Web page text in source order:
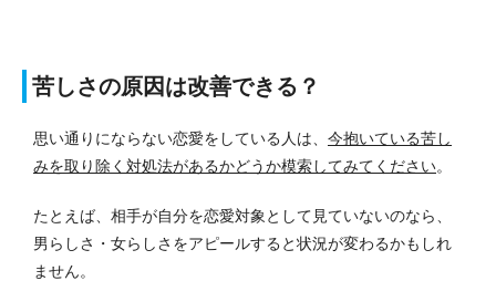
苦しさの原因は改善できる？
思い通りにならない恋愛をしている人は、 今抱いている苦し
みを取り除く対処法があるかどうか模索してみてください。
たとえば、相手が自分を恋愛対象として見ていないのなら、
男らしさ・女らしさをアピールすると状況が変わるかもしれ
ません。